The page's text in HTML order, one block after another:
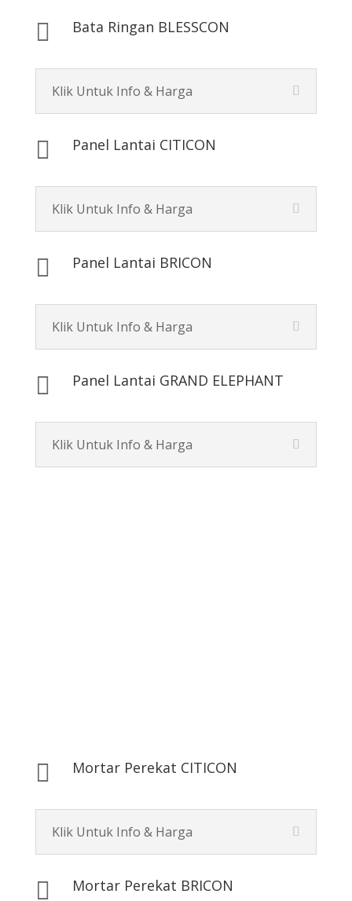
 Bata Ringan BLESSCON
Klik Untuk Info & Harga
 Panel Lantai CITICON
Klik Untuk Info & Harga
 Panel Lantai BRICON
Klik Untuk Info & Harga
 Panel Lantai GRAND ELEPHANT
Klik Untuk Info & Harga
 Mortar Perekat CITICON
Klik Untuk Info & Harga
 Mortar Perekat BRICON